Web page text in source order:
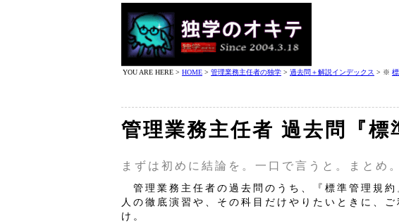
YOU ARE HERE > HOME > 管理業務主任者の独学 > 過去問＋解説インデックス > ※
管理業務主任者 過去問『標
まずは初めに結論を。一口で言うと。まとめ
管理業務主任者の過去問のうち、『標準管理規約
人の徹底演習や、その科目だけやりたいときに、
け。